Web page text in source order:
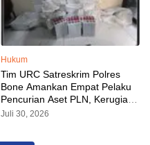
Hukum
Tim URC Satreskrim Polres
Bone Amankan Empat Pelaku
Pencurian Aset PLN, Kerugian
Ditaksir Capai Rp 3 Milyar
Juli 30, 2026